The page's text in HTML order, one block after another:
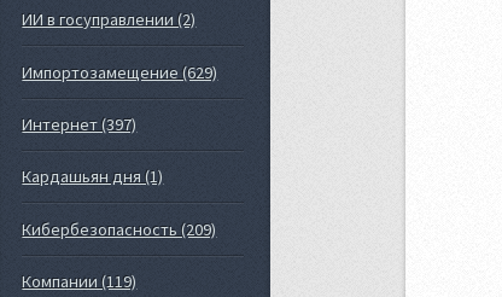
ИИ в госуправлении (2)
Импортозамещение (629)
Интернет (397)
Кардашьян дня (1)
Кибербезопасность (209)
Компании (119)